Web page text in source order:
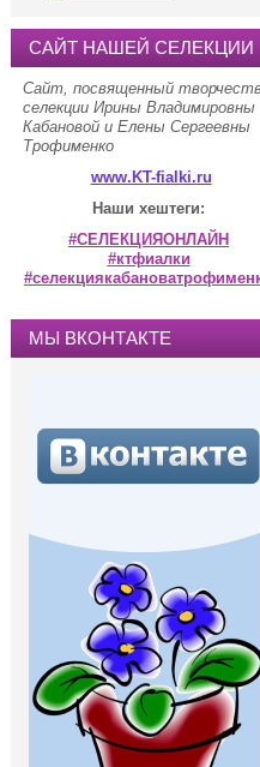
САЙТ НАШЕЙ СЕЛЕКЦИИ
Сайт, посвященный
селекции Ирины Владимировны
Кабановой и Елены Сергеевны
Трофименко
www.KT-fialki.ru
Наши хештеги:
#СЕЛЕКЦИЯОНЛАЙН
#ктфиалки
МЫ ВКОНТАКТЕ